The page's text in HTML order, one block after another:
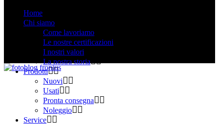
Home
Chi siamo
Come lavoriamo
Le nostre certificazioni
I nostri valori
La nostra storia
Prodotti
Nuovi
Usati
Pronta consegna
Noleggio
Service